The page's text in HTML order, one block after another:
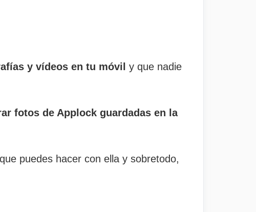
y vídeos en tu móvil y que nadie
fotos de Applock guardadas en la
puedes hacer con ella y sobretodo,